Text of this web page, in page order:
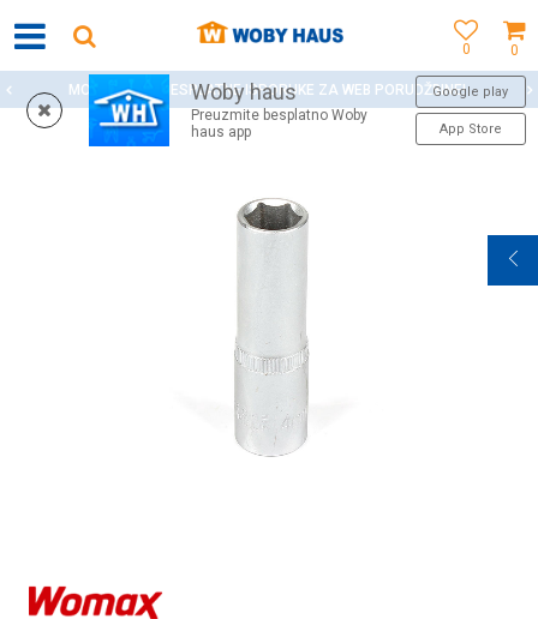
0
0
Woby haus
Preuzmite besplatno Woby
haus app
Google play
App Store
MOGUĆNOST BESPLATNE ISPORUKE ZA WEB PORUDŽBINE!